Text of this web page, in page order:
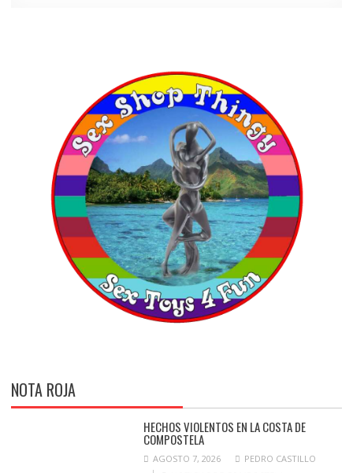
NOTA ROJA
HECHOS VIOLENTOS EN LA COSTA DE
COMPOSTELA
AGOSTO 7, 2026
PEDRO CASTILLO